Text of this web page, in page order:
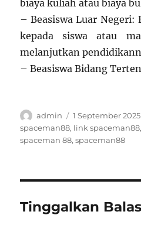
biaya kuliah atau biaya
– Beasiswa Luar Negeri:
kepada siswa atau
melanjutkan
– Beasiswa Bidang
Author
admin
Posted
on
1 September 2025
spaceman88, link spaceman88,
spaceman 88,spaceman88
Tinggalkan